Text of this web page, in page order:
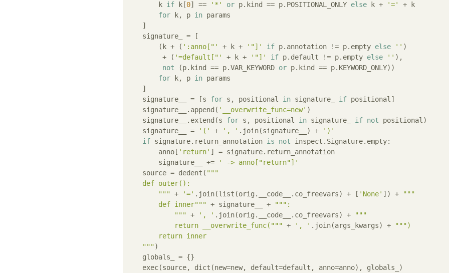
        k
if k[0] == '*' or p.kind == p.POSITIONAL_ONLY else k + '='
+ k
for k, p in params
    ]
    signature_ = [
        (k + (
':anno["' + k + '"]' if p.annotation != p.empty else '' )
         + (
'=default["' + k + '"]' if p.default != p.empty else '' ),
not (p.kind == p.VAR_KEYWORD or p.kind == p.KEYWORD_ONLY))
for k, p in params
    ]
    signature__ = [s
for s, positional in signature_ if positional]
    signature__.append(
'__overwrite_func=new' )
    signature__.extend(s
for s, positional in signature_ if not positional)
    signature__ =
'(' + ', ' .join(signature__) +
')'
if signature.return_annotation is not inspect.Signature.empty:
        anno[
'return' ] = signature.return_annotation
        signature__ +=
' -> anno["return"]'
    source = dedent(
"""
    def outer():
        """
+ '=' .join(list(orig.__code__.co_freevars) + [ 'None' ]) + """
        def inner"""
+ signature__ + """:
            """
+ ', ' .join(orig.__code__.co_freevars) + """
            return __overwrite_func("""
+ ', ' .join(args_kwargs) + """)
        return inner
    """
)
    globals_ = {}
    exec(source, dict(new=new, default=default, anno=anno), globals_)